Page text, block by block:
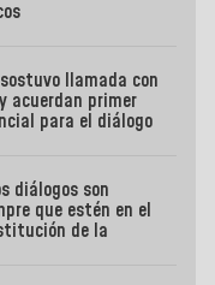
llamada con
acuerdan primer
para el diálogo
diálogos son
que estén en el
de la